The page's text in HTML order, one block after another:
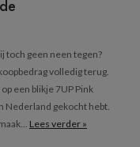
toch geen neen tegen?
volledig terug.
een blikje 7UP Pink
Nederland gekocht hebt.
Lees verder »